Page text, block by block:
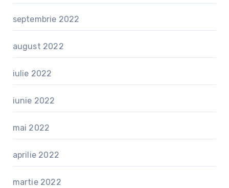
septembrie 2022
august 2022
iulie 2022
iunie 2022
mai 2022
aprilie 2022
martie 2022